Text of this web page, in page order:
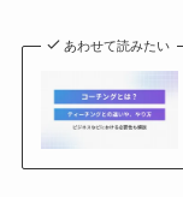
あわせて読みたい